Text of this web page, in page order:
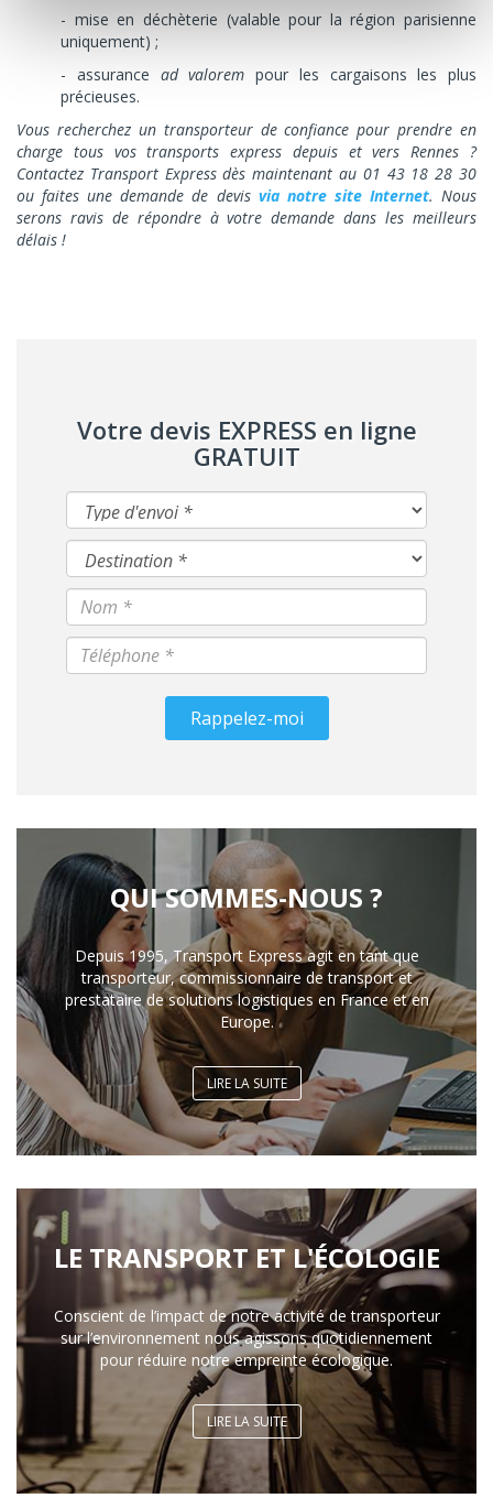
- mise en déchèterie (valable pour la région parisienne
uniquement) ;
- assurance ad valorem pour les cargaisons les plus
précieuses.
Vous recherchez un transporteur de confiance pour prendre en
charge tous vos transports express depuis et vers Rennes ?
Contactez Transport Express dès maintenant au 01 43 18 28 30
ou faites une demande de devis via notre site Internet. Nous
serons ravis de répondre à votre demande dans les meilleurs
délais !
Votre devis EXPRESS en ligne
GRATUIT
Rappelez-moi
QUI SOMMES-NOUS ?
Depuis 1995, Transport Express agit en tant que
transporteur, commissionnaire de transport et
prestataire de solutions logistiques en France et en
Europe.
LIRE LA SUITE
LE TRANSPORT ET L'ÉCOLOGIE
Conscient de l’impact de notre activité de transporteur
sur l’environnement nous agissons quotidiennement
pour réduire notre empreinte écologique.
LIRE LA SUITE